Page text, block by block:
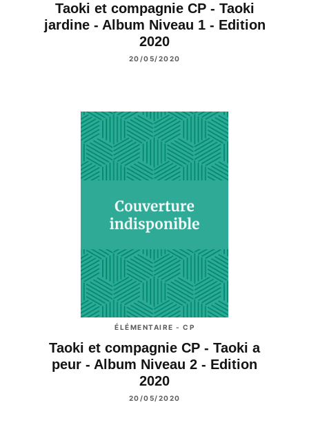
Taoki et compagnie CP - Taoki
jardine - Album Niveau 1 - Edition
2020
20/05/2020
ÉLÉMENTAIRE - CP
Taoki et compagnie CP - Taoki a
peur - Album Niveau 2 - Edition
2020
20/05/2020